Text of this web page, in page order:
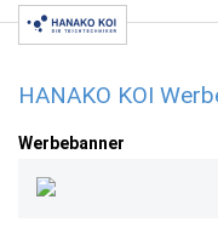
HANAKO KOI
Werbebanner